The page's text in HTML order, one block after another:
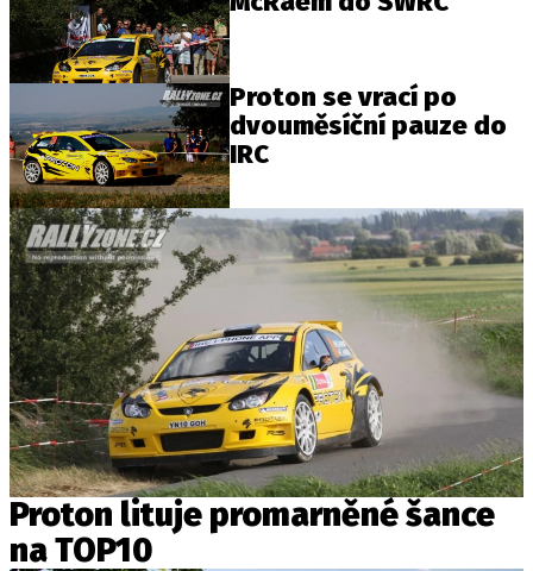
Proton se vrací po
dvouměsíční pauze do
IRC
Proton lituje promarněné šance
na TOP10